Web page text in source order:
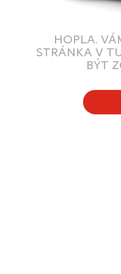
HOPLA.
STRÁNKA V
BÝT